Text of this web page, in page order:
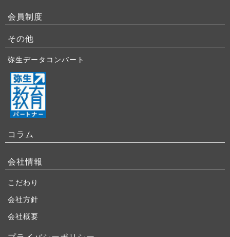
会員制度
その他
弥生データコンバート
コラム
会社情報
こだわり
会社方針
会社概要